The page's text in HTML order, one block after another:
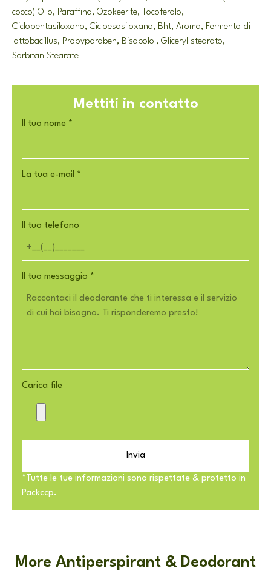
cocco) Olio, Paraffina, Ozokeerite, Tocoferolo,
Ciclopentasiloxano, Cicloesasiloxano, Bht, Aroma, Fermento di
lattobacillus, Propyparaben, Bisabolol, Gliceryl stearato,
Sorbitan Stearate
Mettiti in contatto
Il tuo nome *
La tua e-mail *
Il tuo telefono
Il tuo messaggio *
Carica file
Invia
*Tutte le tue informazioni sono rispettate & protetto in
Packccp.
More Antiperspirant & Deodorant